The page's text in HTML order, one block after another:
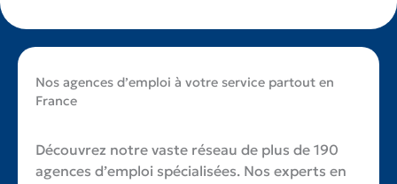
Nos agences d’emploi à votre service partout en
France
Découvrez notre vaste réseau de plus de 190
agences d’emploi spécialisées. Nos experts en